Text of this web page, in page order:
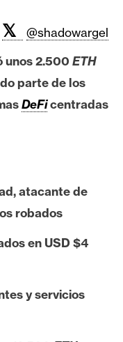
𝕏
@shadowargel
unos 2.500 ETH
parte de los
DeFicentradas
atacante de
robados
en USD $4
y servicios